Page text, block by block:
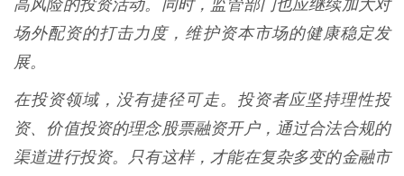
高风险的投资活动。同时，监管部门也应继续加大对
场外配资的打击力度，维护资本市场的健康稳定发
展。
在投资领域，没有捷径可走。投资者应坚持理性投
资、价值投资的理念股票融资开户，通过合法合规的
渠道进行投资。只有这样，才能在复杂多变的金融市